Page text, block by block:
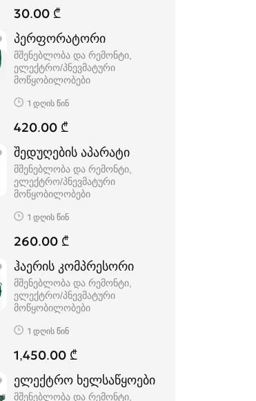
30.00 ₾
პერფორატორი
მშენებლობა და რემონტი,
ელექტრო/პნევმატური
მოწყობილობები
1 დღის წინ
420.00 ₾
შედუღების აპარატი
მშენებლობა და რემონტი,
ელექტრო/პნევმატური
მოწყობილობები
1 დღის წინ
260.00 ₾
ჰაერის კომპრესორი
მშენებლობა და რემონტი,
ელექტრო/პნევმატური
მოწყობილობები
1 დღის წინ
1,450.00 ₾
ელექტრო ხელსაწყოები
მშენებლობა და რემონტი,